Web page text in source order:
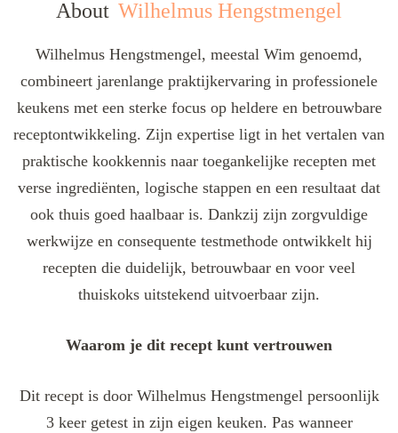
About Wilhelmus Hengstmengel
Wilhelmus Hengstmengel, meestal Wim genoemd,
combineert jarenlange praktijkervaring in professionele
keukens met een sterke focus op heldere en betrouwbare
receptontwikkeling. Zijn expertise ligt in het vertalen van
praktische kookkennis naar toegankelijke recepten met
verse ingrediënten, logische stappen en een resultaat dat
ook thuis goed haalbaar is. Dankzij zijn zorgvuldige
werkwijze en consequente testmethode ontwikkelt hij
recepten die duidelijk, betrouwbaar en voor veel
thuiskoks uitstekend uitvoerbaar zijn.
Waarom je dit recept kunt vertrouwen
Dit recept is door Wilhelmus Hengstmengel persoonlijk
3 keer getest in zijn eigen keuken. Pas wanneer